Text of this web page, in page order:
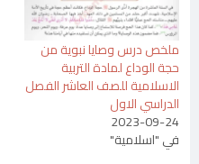
ملخص درس وصايا نبوية من
حجة الوداع لمادة التربية
الاسلامية للصف العاشر الفصل
الدراسي الاول
2023-09-24
في "اسلامية"